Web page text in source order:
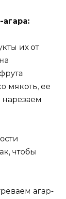
их от
мякоть, ее
чтобы
агар-